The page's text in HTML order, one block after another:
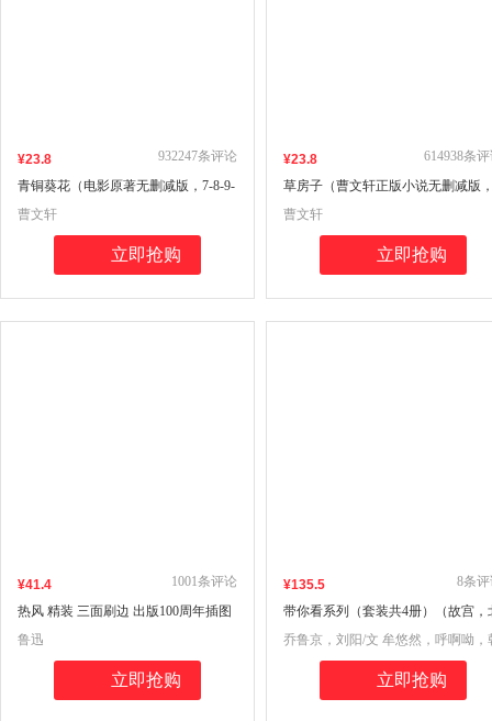
¥23.8
青铜葵花（电影原著无删减版，7-8-9-
10-12岁小学课外阅读推荐，众多教师
推荐阅读）
932247条评论
曹文轩
立即抢购
¥23.8
草房子（曹文轩正版小说无删减版
7-8-9-10-12岁小学课外阅读推荐，众
多教师推荐阅读）
614938条
曹文轩
立即抢购
¥41.4
热风 精装 三面刷边 出版100周年插图
纪念版 人民文学珍藏：鲁迅提及《热
风》手稿 鲁迅生平年表 《新青年》珍
1001条评论
鲁迅
立即抢购
¥135.5
带你看系列（套装共4册）（故宫，
京中轴线，动物园，侏罗纪）
8条
乔鲁京，刘阳/文 牟悠然，呼啊呦，
江雪/图
立即抢购